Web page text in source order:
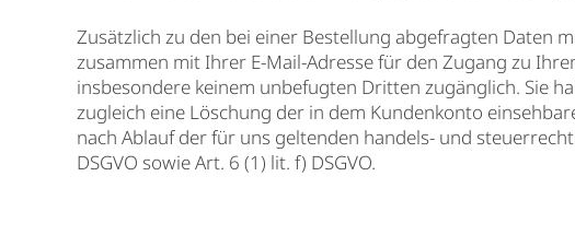
Zusätzlich zu den bei einer Bestellung abgefragten Daten
zusammen mit Ihrer E-Mail-Adresse für den Zugang zu
insbesondere keinem unbefugten Dritten zugänglich. Sie
zugleich eine Löschung der in dem Kundenkonto
nach Ablauf der für uns geltenden handels- und
DSGVO sowie Art. 6 (1) lit. f) DSGVO.